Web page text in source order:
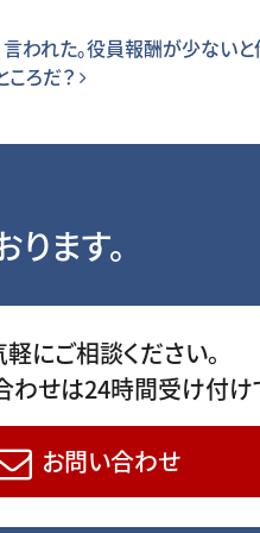
言われた。役員報酬が少ない
ころだ？
ます。
にご相談ください。
せは24時間受け付け
お問い合わせ